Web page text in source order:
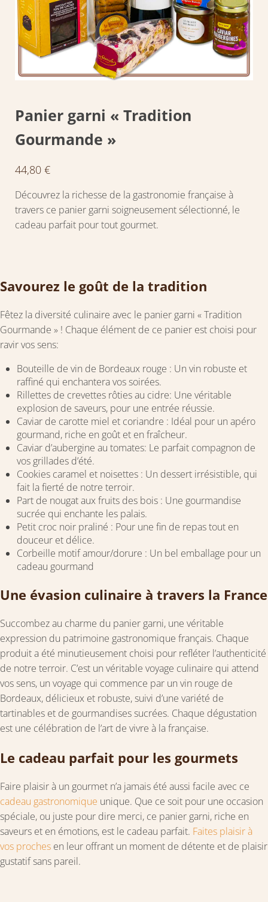
Panier garni « Tradition
Gourmande »
44,80 €
Découvrez la richesse de la gastronomie française à
travers ce panier garni soigneusement sélectionné, le
cadeau parfait pour tout gourmet.
Savourez le goût de la tradition
Fêtez la diversité culinaire avec le panier garni « Tradition
Gourmande » ! Chaque élément de ce panier est choisi pour
ravir vos sens:
Bouteille de vin de Bordeaux rouge : Un vin robuste et
raffiné qui enchantera vos soirées.
Rillettes de crevettes rôties au cidre: Une véritable
explosion de saveurs, pour une entrée réussie.
Caviar de carotte miel et coriandre : Idéal pour un apéro
gourmand, riche en goût et en fraîcheur.
Caviar d’aubergine au tomates: Le parfait compagnon de
vos grillades d’été.
Cookies caramel et noisettes : Un dessert irrésistible, qui
fait la fierté de notre terroir.
Part de nougat aux fruits des bois : Une gourmandise
sucrée qui enchante les palais.
Petit croc noir praliné : Pour une fin de repas tout en
douceur et délice.
Corbeille motif amour/dorure : Un bel emballage pour un
cadeau gourmand
Une évasion culinaire à travers la France
Succombez au charme du panier garni, une véritable
expression du patrimoine gastronomique français. Chaque
produit a été minutieusement choisi pour refléter l’authenticité
de notre terroir. C’est un véritable voyage culinaire qui attend
vos sens, un voyage qui commence par un vin rouge de
Bordeaux, délicieux et robuste, suivi d’une variété de
tartinables et de gourmandises sucrées. Chaque dégustation
est une célébration de l’art de vivre à la française.
Le cadeau parfait pour les gourmets
Faire plaisir à un gourmet n’a jamais été aussi facile avec ce
cadeau gastronomique unique. Que ce soit pour une occasion
spéciale, ou juste pour dire merci, ce panier garni, riche en
saveurs et en émotions, est le cadeau parfait. Faites plaisir à
vos proches en leur offrant un moment de détente et de plaisir
gustatif sans pareil.